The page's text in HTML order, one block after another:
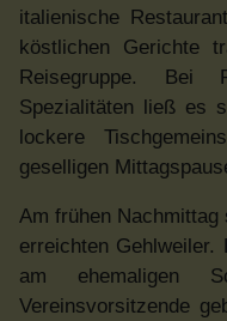
italienische
köstlichen Gerichte
Reisegruppe. Bei
Spezialitäten ließ es
lockere
geselligen
Am frühen
erreichten Gehlweiler.
am ehemaligen
Vereinsvorsitzende